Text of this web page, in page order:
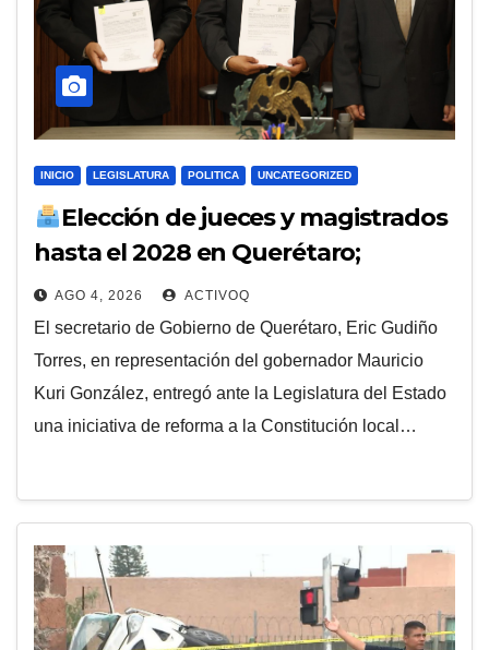
INICIO LEGISLATURA POLITICA UNCATEGORIZED
Elección de jueces y magistrados
hasta el 2028 en Querétaro;
Presenta ejecutivo iniciativa para la
reforma al Poder Judicial de
Querétaro
AGO 4, 2026 ACTIVOQ
El secretario de Gobierno de Querétaro, Eric Gudiño
Torres, en representación del gobernador Mauricio
Kuri González, entregó ante la Legislatura del Estado
una iniciativa de reforma a la Constitución local…